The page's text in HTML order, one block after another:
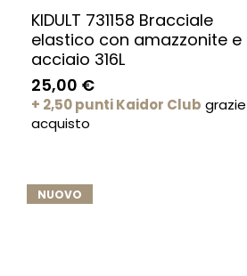
KIDULT 731158 Bracciale
elastico con amazzonite e
acciaio 316L
25,00 €
+ 2,50 punti Kaidor Club
acquisto
NUOVO